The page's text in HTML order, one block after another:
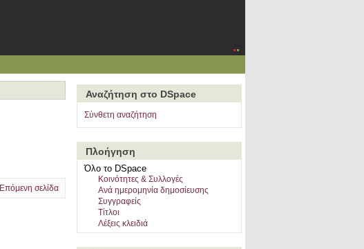
Επόμενη σελίδα
Αναζήτηση στο DSpace
Σύνθετη αναζήτηση
Πλοήγηση
Όλο το DSpace
Κοινότητες & Συλλογές
Ανά ημερομηνία δημοσίευσης
Συγγραφείς
Τίτλοι
Λέξεις κλειδιά